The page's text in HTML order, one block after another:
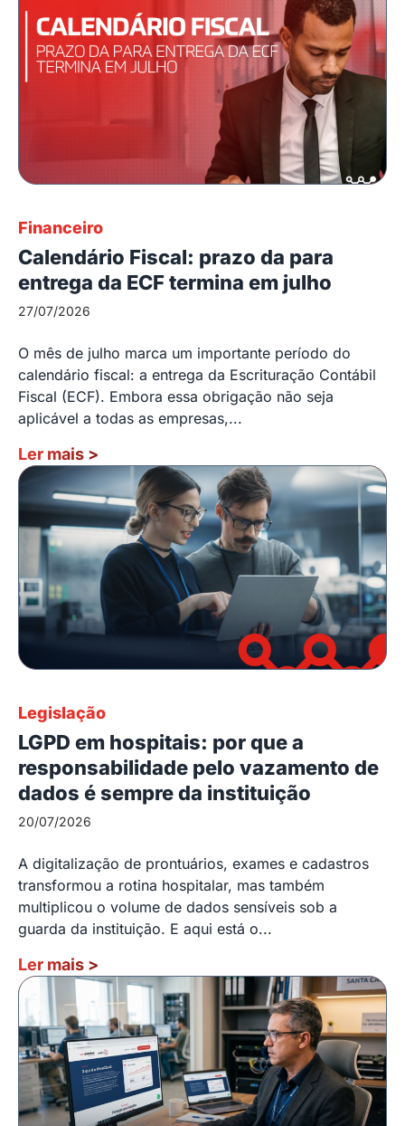
Financeiro
Calendário Fiscal: prazo da para
entrega da ECF termina em julho
27/07/2026
O mês de julho marca um importante período do
calendário fiscal: a entrega da Escrituração Contábil
Fiscal (ECF). Embora essa obrigação não seja
aplicável a todas as empresas,...
Ler mais >
Legislação
LGPD em hospitais: por que a
responsabilidade pelo vazamento de
dados é sempre da instituição
20/07/2026
A digitalização de prontuários, exames e cadastros
transformou a rotina hospitalar, mas também
multiplicou o volume de dados sensíveis sob a
guarda da instituição. E aqui está o...
Ler mais >